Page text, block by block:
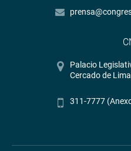
Palacio
Cercado de Lima
311-7777